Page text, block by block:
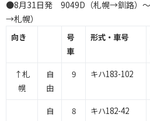
●8月31日発 9049D（札幌→釧路）
→札幌）
向き
号
車
形式・車号
↑札
幌
自
由
9 キハ183-102
自
8 キハ182-42